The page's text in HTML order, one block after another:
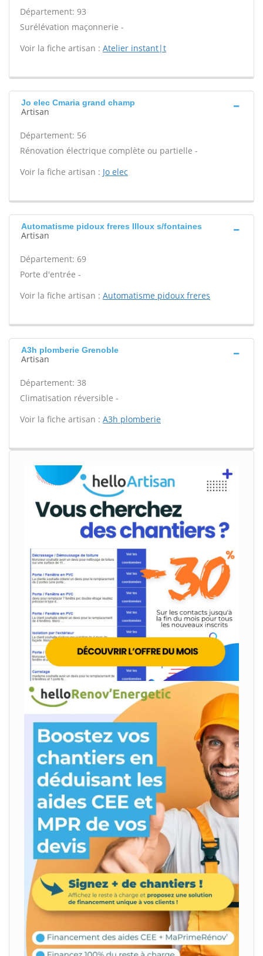
Département: 93
Surélévation maçonnerie -
Voir la fiche artisan : Atelier instant|t
Jo elec Cmaria grand champ
Artisan
Département: 56
Rénovation électrique complète ou partielle -
Voir la fiche artisan : Jo elec
Automatisme pidoux freres Illoux s/fontaines
Artisan
Département: 69
Porte d'entrée -
Voir la fiche artisan : Automatisme pidoux freres
A3h plomberie Grenoble
Artisan
Département: 38
Climatisation réversible -
Voir la fiche artisan : A3h plomberie